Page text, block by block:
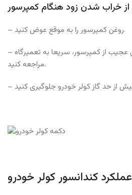
– روغن کمپرسور را به موقع عوض کنید.
– در صورت شنیدن صدای عجیب از کمپرسور، سریعا به تعمیرگاه
مراجعه کنید.
عملکرد کندانسور کولر خودرو